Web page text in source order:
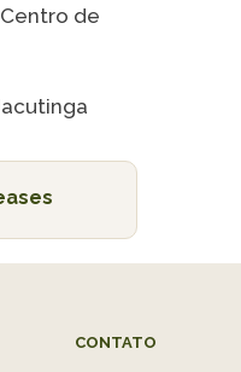
de
CONTATO